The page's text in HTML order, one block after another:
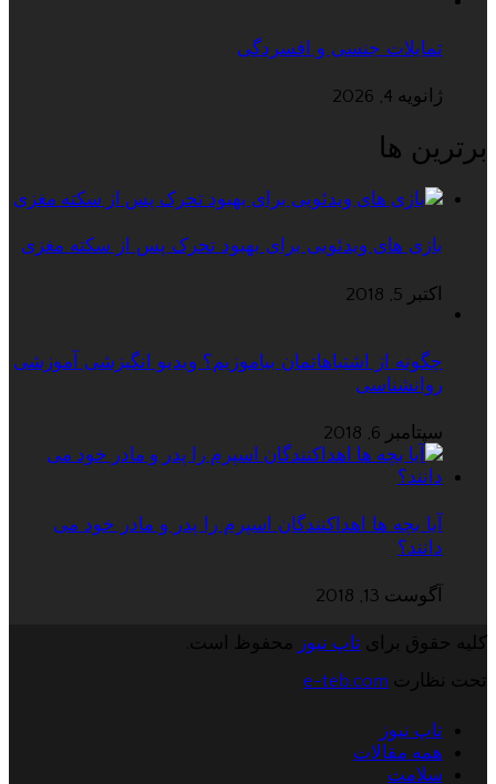
تمایلات جنسی و افسردگی
ژانویه 4, 2026
برترین ها
بازی های ویدئویی برای بهبود تحرک پس از سکته مغزی
اکتبر 5, 2018
چگونه از اشتباهاتمان بیاموزیم؟ ویدیو انگیزشی آموزشی
روانشناسی
سپتامبر 6, 2018
آیا بچه ها اهداکنندگان اسپرم را پدر و مادر خود می
دانند؟
آگوست 13, 2018
کلیه حقوق برای تاپ نیوز
محفوظ است.
تحت نظارت e-teb.com
تاپ نیوز
همه مقالات
سلامت